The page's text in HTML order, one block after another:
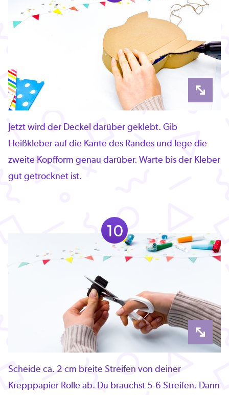
Jetzt wird der Deckel darüber geklebt. Gib
Heißkleber auf die Kante des Randes und lege die
zweite Kopfform genau darüber. Warte bis der Kleber
gut getrocknet ist.
10
Scheide ca. 2 cm breite Streifen von deiner
Krepppapier Rolle ab. Du brauchst 5-6 Streifen. Dann